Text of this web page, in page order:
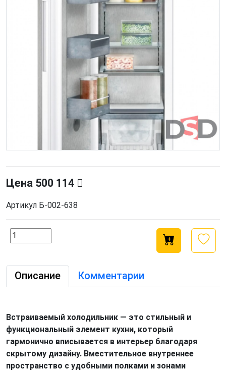
Цена 500 114
Артикул Б-002-638
Описание Комментарии
Встраиваемый холодильник — это стильный и
функциональный элемент кухни, который
гармонично вписывается в интерьер благодаря
скрытому дизайну. Вместительное внутреннее
пространство с удобными полками и зонами